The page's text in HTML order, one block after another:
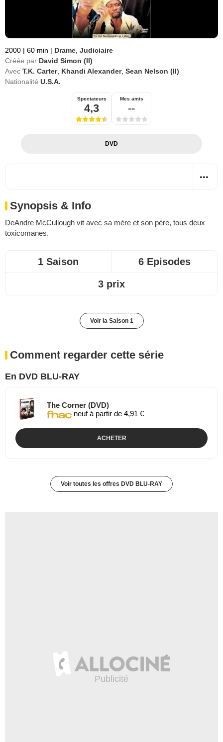
2000 | 60 min | Drame Judiciaire
Créée par David Simon (II)
Avec T.K. Carter, Khandi Alexander, Sean Nelson (II)
Nationalité U.S.A.
Spectateurs
4,3
Mes amis
--
DVD
Synopsis & Info
DeAndre McCullough vit avec sa mère et son père, tous deux
toxicomanes.
1 Saison 6 Episodes
3 prix
Voir la Saison 1
Comment regarder cette série
En DVD BLU-RAY
The Corner (DVD)
neuf à partir de 4,91 €
ACHETER
Voir toutes les offres DVD BLU-RAY